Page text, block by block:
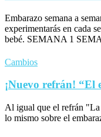
Embarazo semana a
experimentarás en cada
bebé. SEMANA 1
Cambios
¡Nuevo refrán! “El
Al igual que el refrán "La
lo mismo sobre el